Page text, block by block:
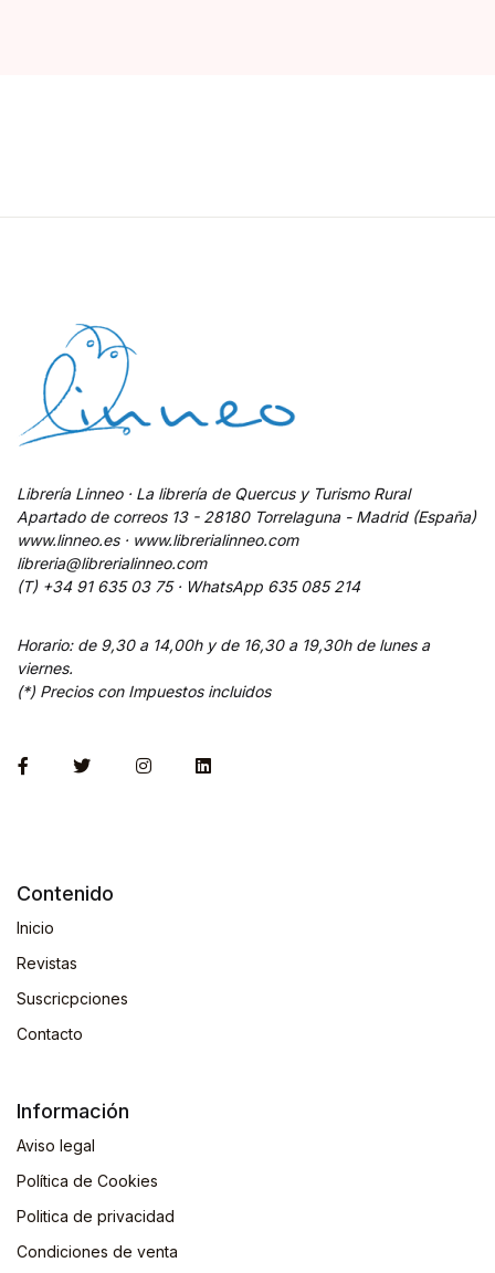
Librería Linneo · La librería de Quercus y Turismo Rural
Apartado de correos 13 - 28180 Torrelaguna - Madrid (España)
www.linneo.es · www.librerialinneo.com
libreria@librerialinneo.com
(T) +34 91 635 03 75 · WhatsApp 635 085 214
Horario: de 9,30 a 14,00h y de 16,30 a 19,30h de lunes a
viernes.
(*) Precios con Impuestos incluidos
Contenido
Inicio
Revistas
Suscricpciones
Contacto
Información
Aviso legal
Política de Cookies
Politica de privacidad
Condiciones de venta